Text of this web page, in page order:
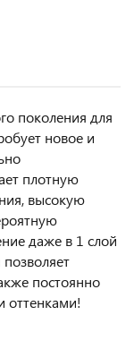
поколения для
новое и
плотную
высокую
даже в 1 слой
постоянно
оттенками!